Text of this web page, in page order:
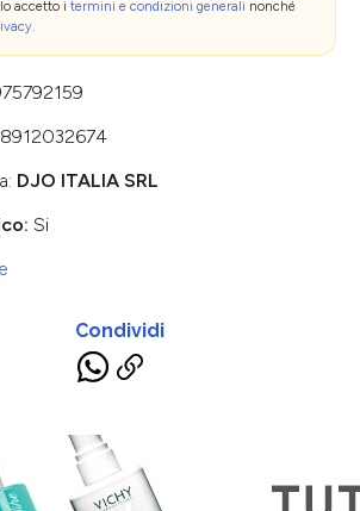
accetto i termini e condizioni generali nonché
.
DJO ITALIA SRL
Si
Condividi